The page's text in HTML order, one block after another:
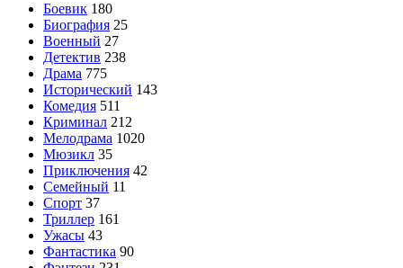
Боевик 180
Биография 25
Военный 27
Детектив 238
Драма 775
Исторический 143
Комедия 511
Криминал 212
Мелодрама 1020
Мюзикл 35
Приключения 42
Семейный 11
Спорт 37
Триллер 161
Ужасы 43
Фантастика 90